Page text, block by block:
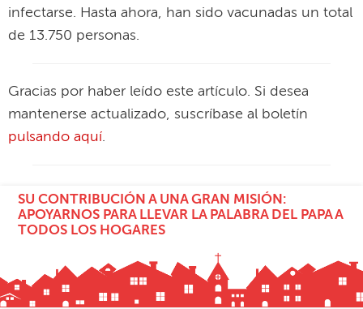
infectarse. Hasta ahora, han sido vacunadas un total
de 13.750 personas.
Gracias por haber leído este artículo. Si desea
mantenerse actualizado, suscríbase al boletín
pulsando aquí.
SU CONTRIBUCIÓN A UNA GRAN MISIÓN:
APOYARNOS PARA LLEVAR LA PALABRA DEL PAPA A
TODOS LOS HOGARES